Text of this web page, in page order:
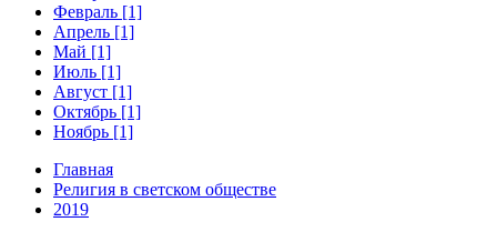
Февраль [1]
Апрель [1]
Май [1]
Июль [1]
Август [1]
Октябрь [1]
Ноябрь [1]
Главная
Религия в светском обществе
2019